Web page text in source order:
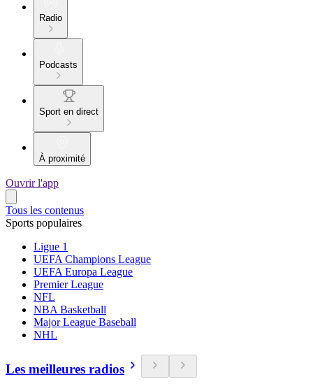
Radio
Podcasts
Sport en direct
À proximité
Ouvrir l'app
Tous les contenus
Sports populaires
Ligue 1
UEFA Champions League
UEFA Europa League
Premier League
NFL
NBA Basketball
Major League Baseball
NHL
Les meilleures radios